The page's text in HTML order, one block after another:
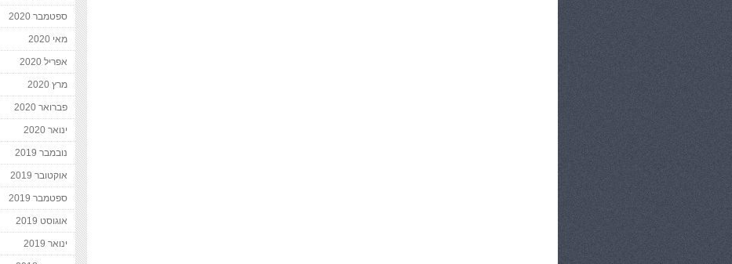
ספטמבר 2020
מאי 2020
אפריל 2020
מרץ 2020
פברואר 2020
ינואר 2020
נובמבר 2019
אוקטובר 2019
ספטמבר 2019
אוגוסט 2019
ינואר 2019